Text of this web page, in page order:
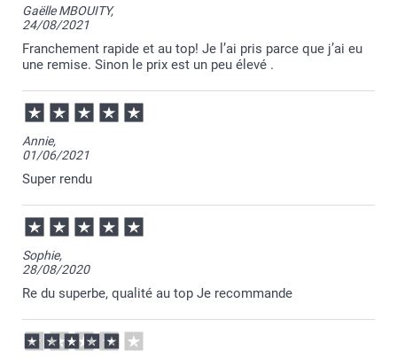
Blanc scintillant
Argenté scintillant
Bleu scintillant
Doré scintillant
Gaëlle MBOUITY,
24/08/2021
Franchement rapide et au top! Je l’ai pris parce que j’ai eu
une remise. Sinon le prix est un peu élevé .
Annie,
01/06/2021
Super rendu
Sophie,
28/08/2020
Re du superbe, qualité au top Je recommande